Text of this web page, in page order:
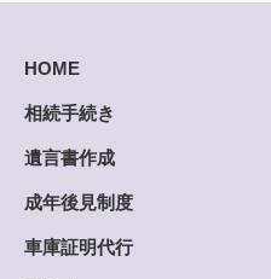
HOME
相続手続き
遺言書作成
成年後見制度
車庫証明代行